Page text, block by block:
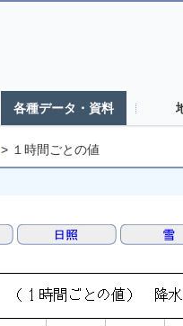
各種データ・資料
> １時間ごとの値